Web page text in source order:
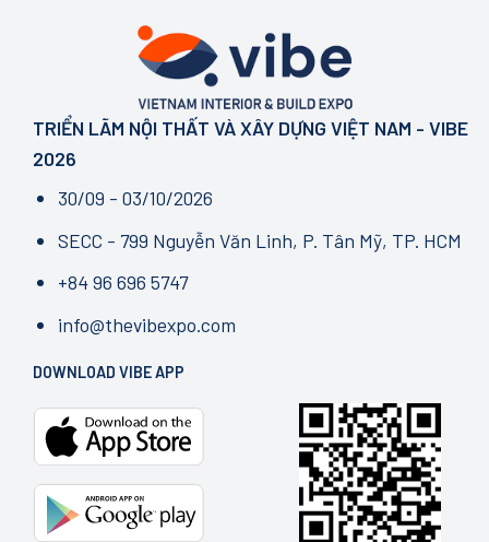
TRIỂN LÃM NỘI THẤT VÀ XÂY DỰNG VIỆT NAM - VIBE
2026
30/09 - 03/10/2026
SECC - 799 Nguyễn Văn Linh, P. Tân Mỹ, TP. HCM
+84 96 696 5747
info@thevibexpo.com
DOWNLOAD VIBE APP